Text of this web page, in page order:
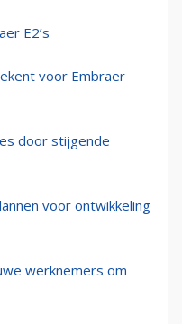
E2’s
voor Embraer
door stijgende
voor ontwikkeling
werknemers om